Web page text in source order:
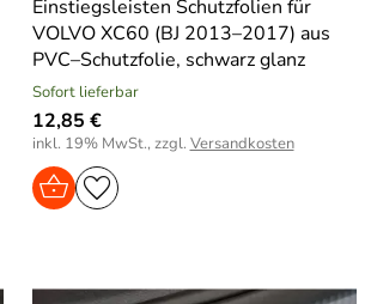
Einstiegsleisten Schutzfolien für
VOLVO XC60 (BJ 2013–2017) aus
PVC–Schutzfolie, schwarz glanz
Sofort lieferbar
12,85 €
inkl. 19% MwSt., zzgl. Versandkosten